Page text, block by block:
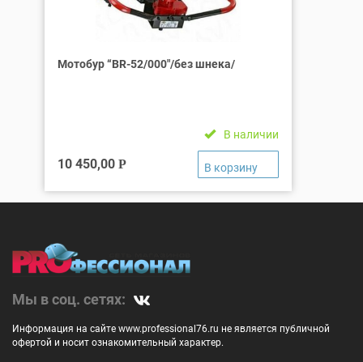
Мотобур “BR-52/000″/без шнека/
В наличии
10 450,00 Р
Мы в соц. сетях:
Информация на сайте www.professional76.ru не является публичной
офертой и носит ознакомительный характер.